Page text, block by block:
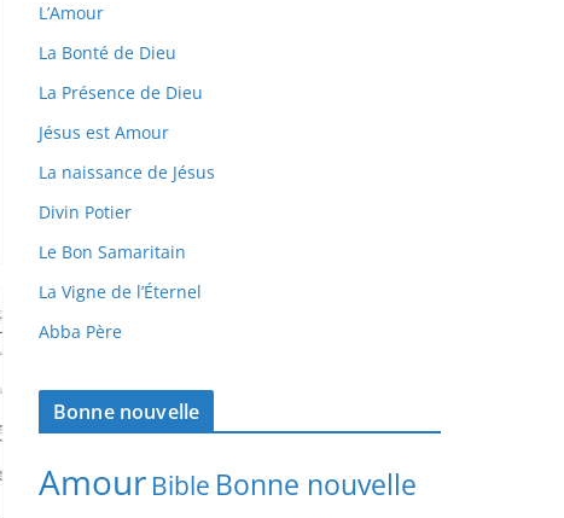
L’Amour
La Bonté de Dieu
La Présence de Dieu
Jésus est Amour
La naissance de Jésus
Divin Potier
Le Bon Samaritain
La Vigne de l’Éternel
Abba Père
Bonne nouvelle
Amour Bible Bonne nouvelle